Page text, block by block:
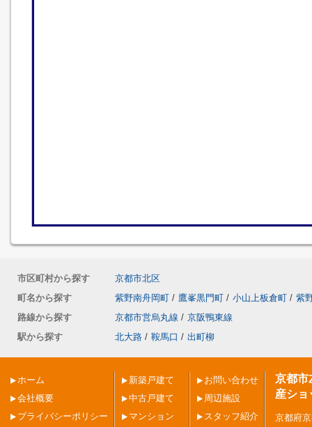
市区町村から探す
京都市北区
町名から探す
紫野南舟岡町 / 鷹峯黒門町 / 小山上板倉町 / 紫
路線から探す
京都市営烏丸線 / 京阪鴨東線
駅から探す
北大路 / 鞍馬口 / 出町柳
ホーム
会社概要
プライバシーポリシー
新築戸建て
中古戸建て
マンション
お問い合わせ
周辺施設
スタッフ紹介
京都市
産ショ
京都府